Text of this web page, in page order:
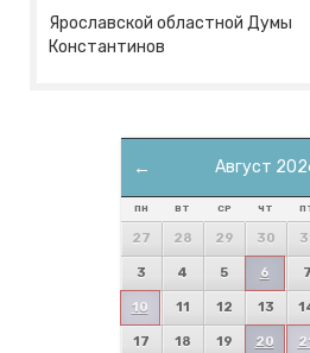
Ярославской
Константинов
← Август
ПН ВТ СР ЧТ
27 28 29 30
3 4 5 6 7
10 11 12 13
17 18 19 20 21